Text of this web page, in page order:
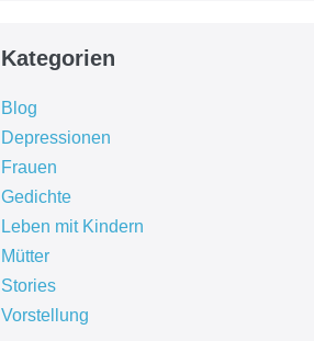
Kategorien
Blog
Depressionen
Frauen
Gedichte
Leben mit Kindern
Mütter
Stories
Vorstellung